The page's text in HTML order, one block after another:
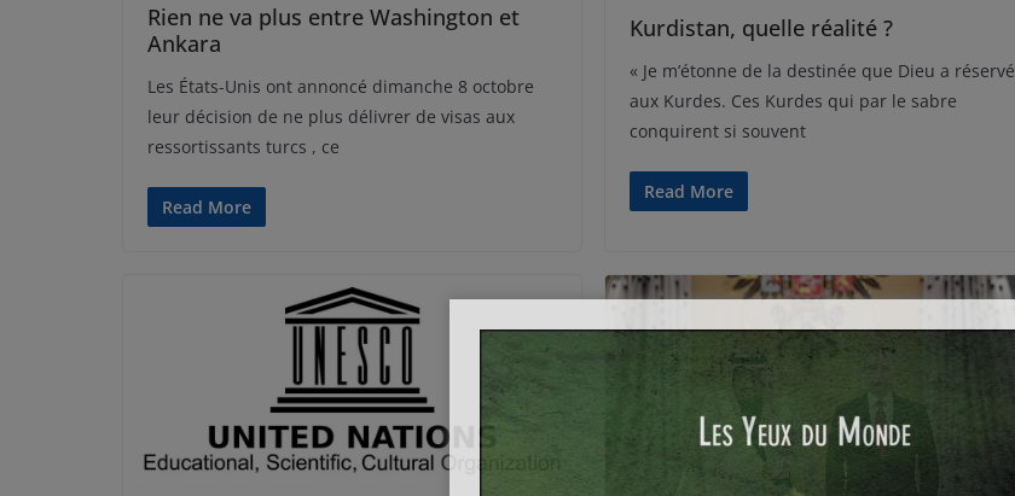
Rien ne va plus entre Washington et
Ankara
Les États-Unis ont annoncé dimanche 8 octobre
leur décision de ne plus délivrer de visas aux
ressortissants turcs , ce
Read More
Kurdistan, quelle réalité ?
« Je m’étonne de la destinée que Dieu a réservé
aux Kurdes. Ces Kurdes qui par le sabre
conquirent si souvent
Read More